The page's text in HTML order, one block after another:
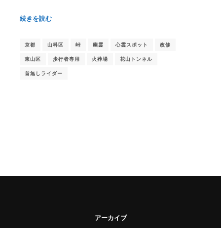
続きを読む
京都 山科区 峠 幽霊 心霊スポット 改修
東山区 歩行者専用 火葬場 花山トンネル
首無しライダー
アーカイブ